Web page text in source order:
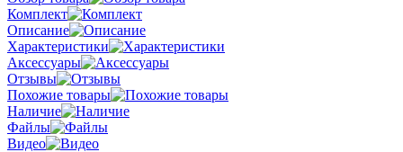
Комплект
Описание
Характеристики
Аксессуары
Отзывы
Похожие товары
Наличие
Файлы
Видео